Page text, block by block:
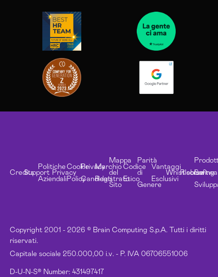
Copyright 2001 - 2026 © Brain Computing S.p.A. Tutti i diritti
riservati.
Capitale sociale 250.000,00 i.v. - P. IVA 06706551006
D-U-N-S® Number: 431497417
CreditsSupport
Politiche
Aziendali
Privacy
Cookie
Policy
Privacy
Candidati
Marchio
Registrato
Mappa
del
Sito
Codice
Etico
Parità
di
Genere
Vantaggi
Esclusivi
Whistleblowing
Risorse